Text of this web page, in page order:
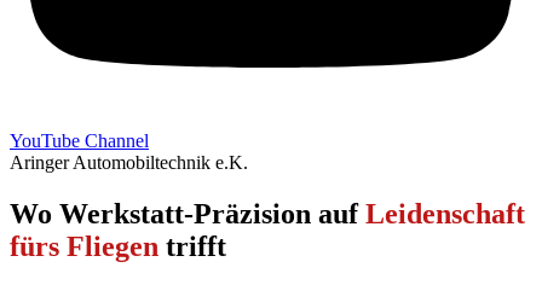
YouTube Channel
Aringer Automobiltechnik e.K.
Wo Werkstatt-Präzision aufLeidenschaft
fürs Fliegen trifft